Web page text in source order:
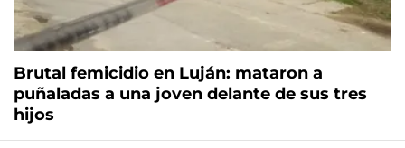
Brutal femicidio en Luján: mataron a
puñaladas a una joven delante de sus tres
hijos